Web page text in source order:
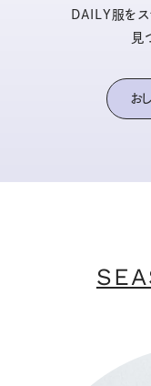
DAILY服をス
見
お